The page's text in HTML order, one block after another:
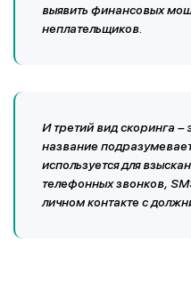
выявить финансовых
неплательщиков.
И третий вид скоринга –
название
используется для
телефонных звонков,
личном контакте с